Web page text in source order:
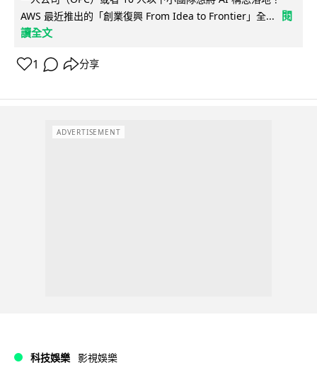
AWS 最近推出的「創業復興 From Idea to Frontier」全...
閱
讀全文
1 分享
ADVERTISEMENT
科技娛樂 影視娛樂